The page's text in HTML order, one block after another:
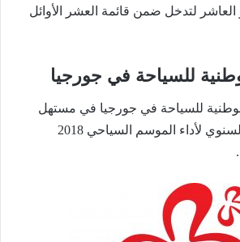
لتدخل ضمن قائمة العشر الأوائل
للسياحة في جورجيا
للسياحة في جورجيا في مستهل
العام الجديد تقريرها السنوي لأداء الموسم السياحي 2018